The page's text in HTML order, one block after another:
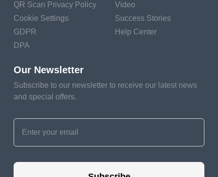
ข้อดีของการใช้รหัส QR
เพื่อขายแล็ปท็อป
มีหลายวิธีที่มีประสิทธิภาพในการใช้รหัสโต้ตอบ
สอดคล้องกับกลยุทธ์ทางการตลาดของทั้งผู้ผลิต
QR Scan Privacy Policy
Cookie Settings
GDPR
DPA
Video
Success Stories
Help Center
Our Newsletter
Subscribe to our newsletter to receive our latest news
and special offers.